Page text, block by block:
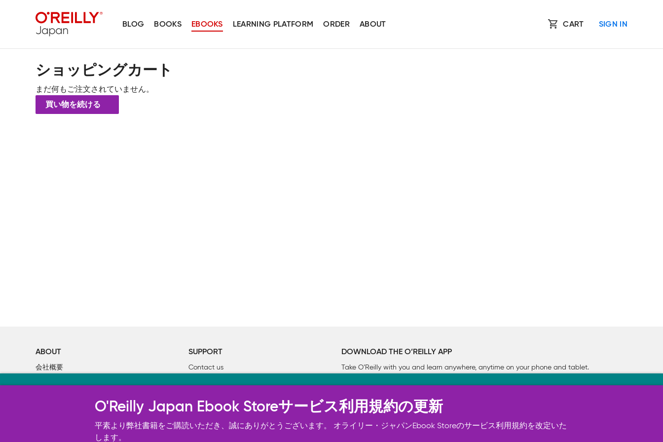
BLOG BOOKS EBOOKS LEARNING PLATFORM ORDER ABOUT CART SIGN IN
ショッピングカート
まだ何もご注文されていません。
買い物を続ける
ABOUT
会社概要
SUPPORT
Contact us
DOWNLOAD THE O’REILLY APP
Take O’Reilly with you and learn anywhere, anytime on your phone and tablet.
オライリー・ジャパンのWeb サイトは正常に機能するためにいくつかの Cookie を必要とします（必須）。 このほか、サイト使用状
況の分析、ユーザー・エクスペリエンスの向上、広告宣伝のために、お客様の同意を得て、その他の Cookie を使用することがありま
す。 詳細については
O'Reilly Japan Ebook Storeサービス利用規約の更新
平素より弊社書籍をご購読いただき、誠にありがとうございます。 オライリー・ジャパンEbook Storeのサービス利用規約を改定いた
します。